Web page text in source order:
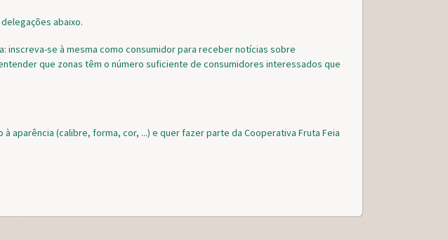
abaixo.
inscreva-se à mesma como consumidor para receber notícias sobre
que zonas têm o número suficiente de consumidores interessados que
aparência (calibre, forma, cor, ...) e quer fazer parte da Cooperativa Fruta Feia